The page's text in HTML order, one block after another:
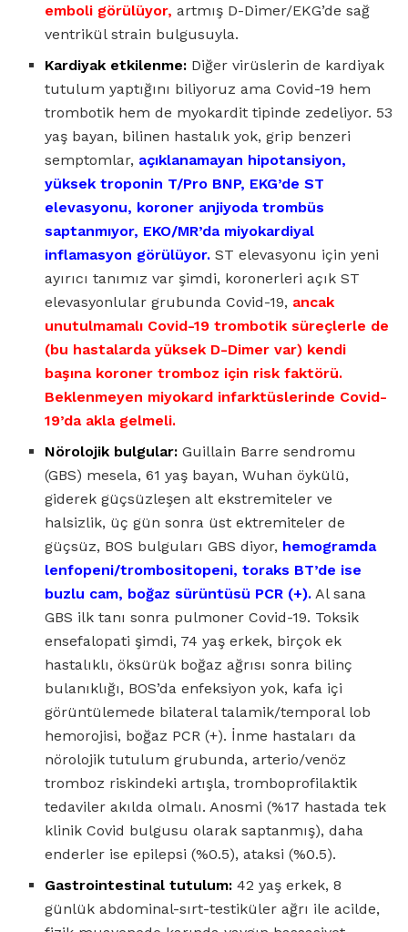
emboli görülüyor, artmış D-Dimer/EKG’de sağ
ventrikül strain bulgusuyla.
Kardiyak etkilenme: Diğer virüslerin de kardiyak
tutulum yaptığını biliyoruz ama Covid-19 hem
trombotik hem de myokardit tipinde zedeliyor. 53
yaş bayan, bilinen hastalık yok, grip benzeri
semptomlar, açıklanamayan hipotansiyon,
yüksek troponin T/Pro BNP, EKG’de ST
elevasyonu, koroner anjiyoda trombüs
saptanmıyor, EKO/MR’da miyokardiyal
inflamasyon görülüyor. ST elevasyonu için yeni
ayırıcı tanımız var şimdi, koronerleri açık ST
elevasyonlular grubunda Covid-19, ancak
unutulmamalı Covid-19 trombotik süreçlerle de
(bu hastalarda yüksek D-Dimer var) kendi
başına koroner tromboz için risk faktörü.
Beklenmeyen miyokard infarktüslerinde Covid-
19’da akla gelmeli.
Nörolojik bulgular: Guillain Barre sendromu
(GBS) mesela, 61 yaş bayan, Wuhan öykülü,
giderek güçsüzleşen alt ekstremiteler ve
halsizlik, üç gün sonra üst ektremiteler de
güçsüz, BOS bulguları GBS diyor, hemogramda
lenfopeni/trombositopeni, toraks BT’de ise
buzlu cam, boğaz sürüntüsü PCR (+). Al sana
GBS ilk tanı sonra pulmoner Covid-19. Toksik
ensefalopati şimdi, 74 yaş erkek, birçok ek
hastalıklı, öksürük boğaz ağrısı sonra bilinç
bulanıklığı, BOS’da enfeksiyon yok, kafa içi
görüntülemede bilateral talamik/temporal lob
hemorojisi, boğaz PCR (+). İnme hastaları da
nörolojik tutulum grubunda, arterio/venöz
tromboz riskindeki artışla, tromboprofilaktik
tedaviler akılda olmalı. Anosmi (%17 hastada tek
klinik Covid bulgusu olarak saptanmış), daha
enderler ise epilepsi (%0.5), ataksi (%0.5).
Gastrointestinal tutulum: 42 yaş erkek, 8
günlük abdominal-sırt-testiküler ağrı ile acilde,